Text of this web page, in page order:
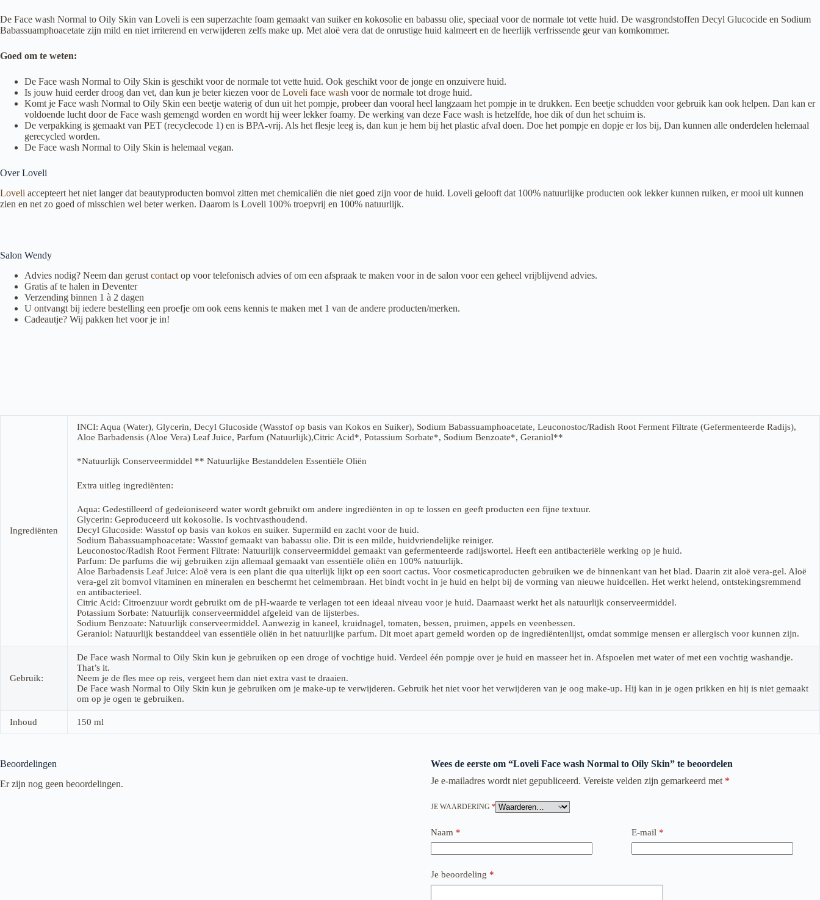
De Face wash Normal to Oily Skin van Loveli is een superzachte foam gemaakt van suiker en kokosolie en babassu olie, speciaal voor de normale tot vette huid. De wasgrondstoffen Decyl Glucocide en Sodium
Babassuamphoacetate zijn mild en niet irriterend en verwijderen zelfs make up. Met aloë vera dat de onrustige huid kalmeert en de heerlijk verfrissende geur van komkommer.
Goed om te weten:
De Face wash Normal to Oily Skin is geschikt voor de normale tot vette huid. Ook geschikt voor de jonge en onzuivere huid.
Is jouw huid eerder droog dan vet, dan kun je beter kiezen voor de Loveli face wash voor de normale tot droge huid.
Komt je Face wash Normal to Oily Skin een beetje waterig of dun uit het pompje, probeer dan vooral heel langzaam het pompje in te drukken. Een beetje schudden voor gebruik kan ook helpen. Dan kan er
voldoende lucht door de Face wash gemengd worden en wordt hij weer lekker foamy. De werking van deze Face wash is hetzelfde, hoe dik of dun het schuim is.
De verpakking is gemaakt van PET (recyclecode 1) en is BPA-vrij. Als het flesje leeg is, dan kun je hem bij het plastic afval doen. Doe het pompje en dopje er los bij, Dan kunnen alle onderdelen helemaal
gerecycled worden.
De Face wash Normal to Oily Skin is helemaal vegan.
Over Loveli
Loveli accepteert het niet langer dat beautyproducten bomvol zitten met chemicaliën die niet goed zijn voor de huid. Loveli gelooft dat 100% natuurlijke producten ook lekker kunnen ruiken, er mooi uit kunnen
zien en net zo goed of misschien wel beter werken. Daarom is Loveli 100% troepvrij en 100% natuurlijk.
Salon Wendy
Advies nodig? Neem dan gerust contact op voor telefonisch advies of om een afspraak te maken voor in de salon voor een geheel vrijblijvend advies.
Gratis af te halen in Deventer
Verzending binnen 1 à 2 dagen
U ontvangt bij iedere bestelling een proefje om ook eens kennis te maken met 1 van de andere producten/merken.
Cadeautje? Wij pakken het voor je in!
Ingrediënten
INCI: Aqua (Water), Glycerin, Decyl Glucoside (Wasstof op basis van Kokos en Suiker), Sodium Babassuamphoacetate, Leuconostoc/Radish Root Ferment Filtrate (Gefermenteerde Radijs),
Aloe Barbadensis (Aloe Vera) Leaf Juice, Parfum (Natuurlijk),Citric Acid*, Potassium Sorbate*, Sodium Benzoate*, Geraniol**
*Natuurlijk Conserveermiddel ** Natuurlijke Bestanddelen Essentiële Oliën
Extra uitleg ingrediënten:
Aqua: Gedestilleerd of gedeïoniseerd water wordt gebruikt om andere ingrediënten in op te lossen en geeft producten een fijne textuur.
Glycerin: Geproduceerd uit kokosolie. Is vochtvasthoudend.
Decyl Glucoside: Wasstof op basis van kokos en suiker. Supermild en zacht voor de huid.
Sodium Babassuamphoacetate: Wasstof gemaakt van babassu olie. Dit is een milde, huidvriendelijke reiniger.
Leuconostoc/Radish Root Ferment Filtrate: Natuurlijk conserveermiddel gemaakt van gefermenteerde radijswortel. Heeft een antibacteriële werking op je huid.
Parfum: De parfums die wij gebruiken zijn allemaal gemaakt van essentiële oliën en 100% natuurlijk.
Aloe Barbadensis Leaf Juice: Aloë vera is een plant die qua uiterlijk lijkt op een soort cactus. Voor cosmeticaproducten gebruiken we de binnenkant van het blad. Daarin zit aloë vera-gel. Aloë
vera-gel zit bomvol vitaminen en mineralen en beschermt het celmembraan. Het bindt vocht in je huid en helpt bij de vorming van nieuwe huidcellen. Het werkt helend, ontstekingsremmend
en antibacterieel.
Citric Acid: Citroenzuur wordt gebruikt om de pH-waarde te verlagen tot een ideaal niveau voor je huid. Daarnaast werkt het als natuurlijk conserveermiddel.
Potassium Sorbate: Natuurlijk conserveermiddel afgeleid van de lijsterbes.
Sodium Benzoate: Natuurlijk conserveermiddel. Aanwezig in kaneel, kruidnagel, tomaten, bessen, pruimen, appels en veenbessen.
Geraniol: Natuurlijk bestanddeel van essentiële oliën in het natuurlijke parfum. Dit moet apart gemeld worden op de ingrediëntenlijst, omdat sommige mensen er allergisch voor kunnen zijn.
Gebruik:
De Face wash Normal to Oily Skin kun je gebruiken op een droge of vochtige huid. Verdeel één pompje over je huid en masseer het in. Afspoelen met water of met een vochtig washandje.
That’s it.
Neem je de fles mee op reis, vergeet hem dan niet extra vast te draaien.
De Face wash Normal to Oily Skin kun je gebruiken om je make-up te verwijderen. Gebruik het niet voor het verwijderen van je oog make-up. Hij kan in je ogen prikken en hij is niet gemaakt
om op je ogen te gebruiken.
Inhoud 150 ml
Beoordelingen
Er zijn nog geen beoordelingen.
Wees de eerste om “Loveli Face wash Normal to Oily Skin” te beoordelen
Je e-mailadres wordt niet gepubliceerd. Vereiste velden zijn gemarkeerd met *
JE WAARDERING *
Naam * E-mail *
Je beoordeling *